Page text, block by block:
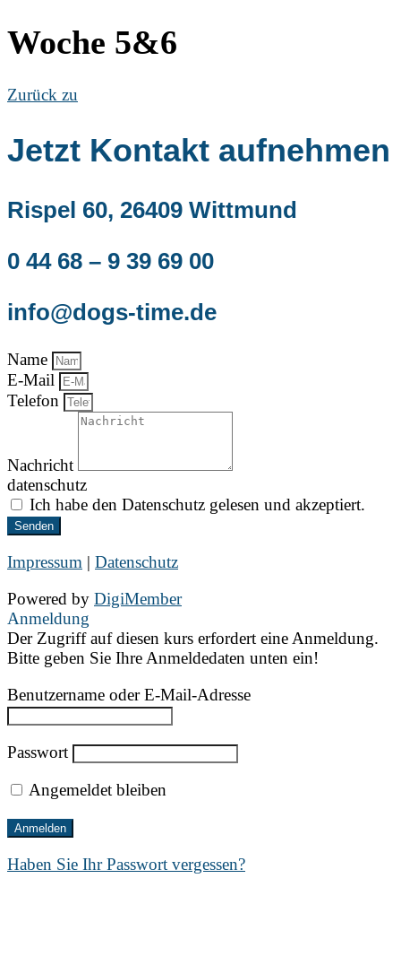
Woche 5&6
Zurück zu
Jetzt Kontakt aufnehmen
Rispel 60, 26409 Wittmund
0 44 68 – 9 39 69 00
info@dogs-time.de
Name
E-Mail
Telefon
Nachricht
datenschutz
Ich habe den Datenschutz gelesen und akzeptiert.
Senden
Impressum | Datenschutz
Powered by DigiMember
Anmeldung
Der Zugriff auf diesen kurs erfordert eine Anmeldung.
Bitte geben Sie Ihre Anmeldedaten unten ein!
Benutzername oder E-Mail-Adresse
Passwort
Angemeldet bleiben
Haben Sie Ihr Passwort vergessen?